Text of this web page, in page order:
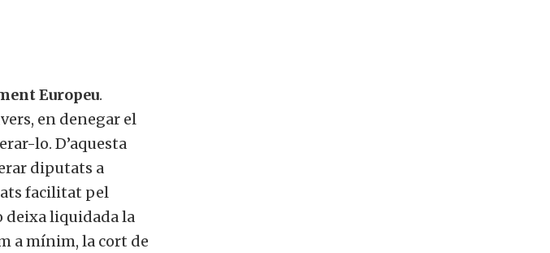
Europeu.
en denegar el
lo. D’aquesta
diputats a
facilitat pel
deixa liquidada la
a mínim, la cort de